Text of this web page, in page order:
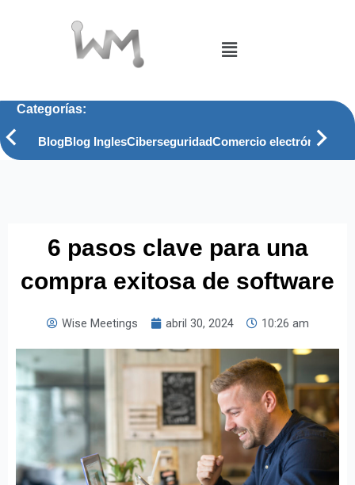
Menú
Categorías:
BlogBlog InglesCiberseguridadComercio electrónico
6 pasos clave para una
compra exitosa de software
Wise Meetings abril 30, 2024 10:26 am